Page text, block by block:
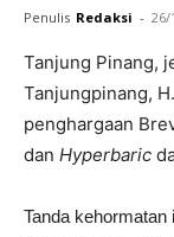
Penulis Redaksi - 26/
Tanjung Pinang,
Tanjungpinang,
penghargaan
dan Hyperbaric
Tanda